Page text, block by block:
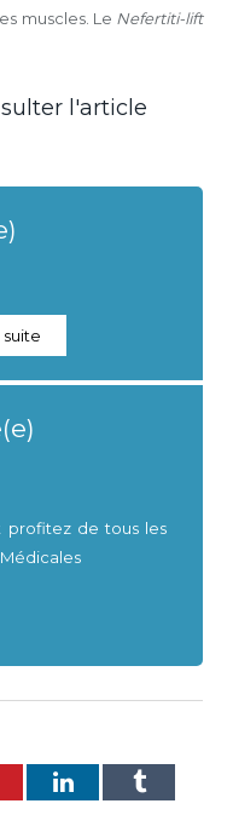
muscles. Le Nefertiti-lift
l'article
profitez de tous les
LinkedInTumblr